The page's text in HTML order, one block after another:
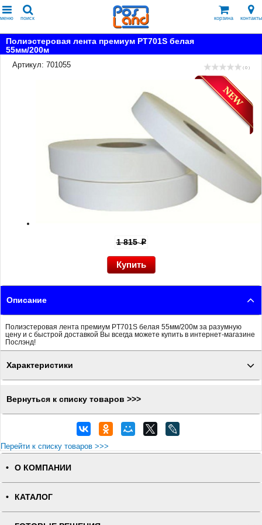
меню поиск корзина контакты
Полиэстеровая лента премиум PT701S белая
55мм/200м
Артикул: 701055
( 0 )
1 815p
Описание
Полиэстеровая лента премиум PT701S белая 55мм/200м за разумную
цену и с быстрой доставкой Вы всегда можете купить в интернет-магазине
Послэнд!
Характеристики
Вернуться к списку товаров >>>
Перейти к списку товаров >>>
О КОМПАНИИ
КАТАЛОГ